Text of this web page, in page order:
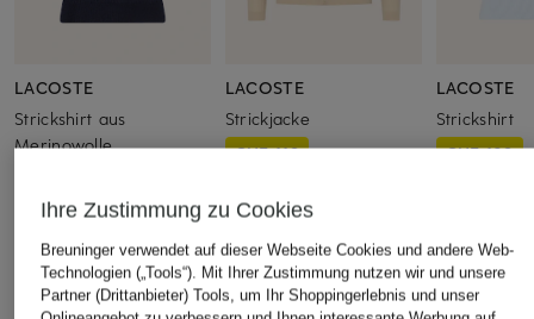
LACOSTE
Strickshirt aus
Merinowolle
Ursprünglich:CHF 169
LACOSTE
Strickjacke
CHF 119
LACOSTE
Strickshirt
CHF 109
ÄHNLICHE ARTIKEL ENTDECKEN
Ihre Zustimmung zu Cookies
Breuninger verwendet auf dieser Webseite Cookies und andere Web-
Technologien („Tools“). Mit Ihrer Zustimmung nutzen wir und unsere
Partner (Drittanbieter) Tools, um Ihr Shoppingerlebnis und unser